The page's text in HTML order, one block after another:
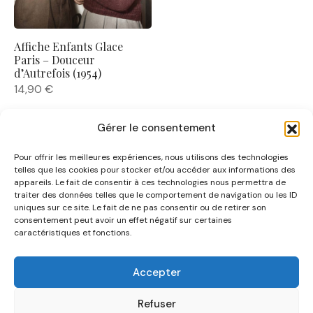
Gérer le consentement
Pour offrir les meilleures expériences, nous utilisons des technologies
telles que les cookies pour stocker et/ou accéder aux informations des
appareils. Le fait de consentir à ces technologies nous permettra de
traiter des données telles que le comportement de navigation ou les ID
uniques sur ce site. Le fait de ne pas consentir ou de retirer son
consentement peut avoir un effet négatif sur certaines
caractéristiques et fonctions.
Accepter
Refuser
Affiche Enfants Glace
Paris – Douceur
d’Autrefois (1954)
14,90 €
NOUS CONNAÎTRE